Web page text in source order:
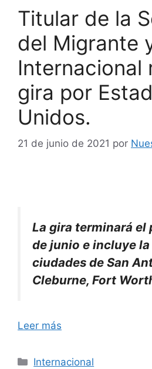
Titular de la
del Migrante
Internacional
gira por
Unidos.
21 de junio de 2021 por
La gira terminará el
de junio e incluye
ciudades de San
Cleburne, Fort
Leer más
Categorías
Internacional